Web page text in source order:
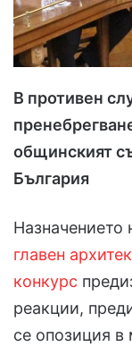
В противен
общинският
България
Назначението
главен
конкурс
реакции,
се опозиция в